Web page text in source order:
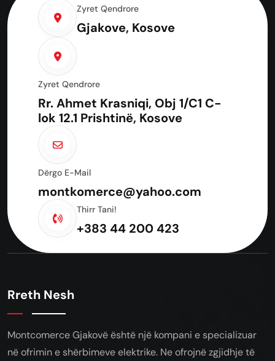
Zyret Qendrore
Gjakove, Kosove
Zyret Qendrore
Rr. Ahmet Krasniqi, Obj 1/C1 C-
lok 12.1 Prishtinë, Kosove
Dërgo E-Mail
montkomerce@yahoo.com
Thirr Tani!
+383 44 200 423
Rreth Nesh
Montcomerce Gjakovë është një kompani e specializuar
në ofrimin e shërbimeve elektrike. Ne ofrojnë zgjidhje të